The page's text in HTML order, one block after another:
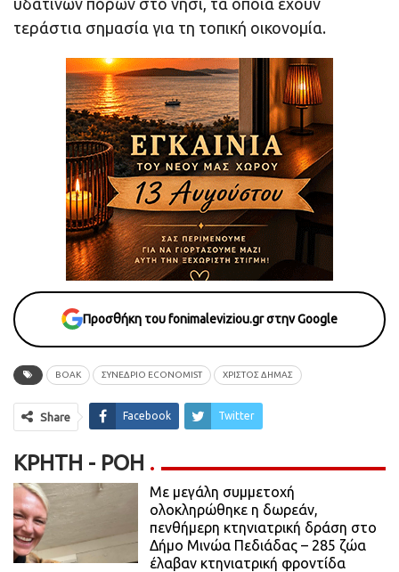
τεράστια σημασία για τη τοπική οικονομία.
Προσθήκη του fonimaleviziou.gr στην Google
ΒΟΑΚ ΣΥΝΕΔΡΙΟ ECONOMIST ΧΡΊΣΤΟΣ ΔΉΜΑΣ
Share Facebook Twitter
ΚΡΉΤΗ - ΡΟΗ
Με μεγάλη συμμετοχή
ολοκληρώθηκε η δωρεάν,
πενθήμερη κτηνιατρική δράση στο
Δήμο Μινώα Πεδιάδας – 285 ζώα
έλαβαν κτηνιατρική φροντίδα